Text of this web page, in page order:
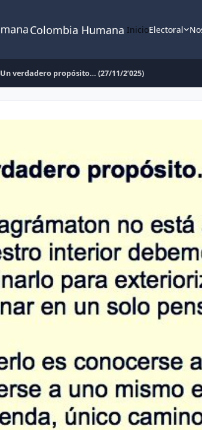
Colombia Humana InicioElectoral
Un verdadero propósito… (27/11/2’025)